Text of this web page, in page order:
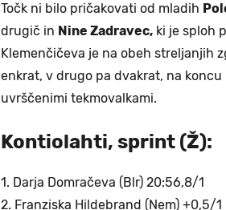
Točk ni bilo pričakovati od mladih
drugič in Nine Zadravec, ki je sploh
Klemenčičeva je na obeh streljanjih
enkrat, v drugo pa dvakrat, na koncu
uvrščenimi tekmovalkami.
Kontiolahti, sprint (Ž):
1. Darja Domračeva (Blr) 20:56,8/1
2. Franziska Hildebrand (Nem) +0,5/1